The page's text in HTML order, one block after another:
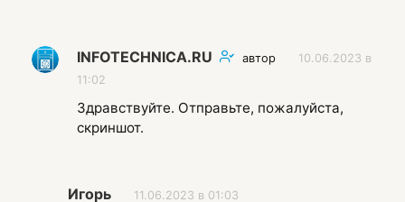
INFOTECHNICA.RU автор
10.06.2023 в
11:02
Здравствуйте. Отправьте, пожалуйста,
скриншот.
Игорь 11.06.2023 в 01:03